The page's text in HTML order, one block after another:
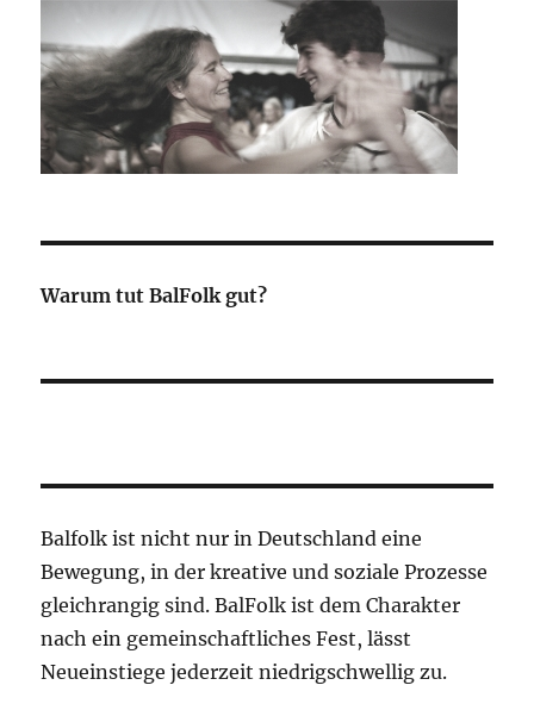
Warum tut BalFolk gut?
Balfolk ist nicht nur in Deutschland eine
Bewegung, in der kreative und soziale Prozesse
gleichrangig sind. BalFolk ist dem Charakter
nach ein gemeinschaftliches Fest, lässt
Neueinstiege jederzeit niedrigschwellig zu.